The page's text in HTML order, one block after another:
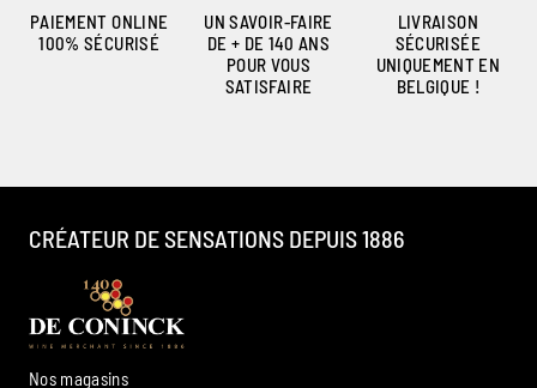
PAIEMENT ONLINE
100% SÉCURISÉ
UN SAVOIR-FAIRE
DE + DE 140 ANS
POUR VOUS
SATISFAIRE
LIVRAISON
SÉCURISÉE
UNIQUEMENT EN
BELGIQUE !
Nos magasins
CRÉATEUR DE SENSATIONS DEPUIS 1886